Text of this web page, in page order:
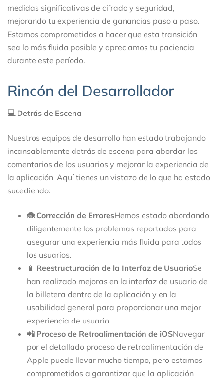
medidas significativas de cifrado y seguridad,
mejorando tu experiencia de ganancias paso a paso.
Estamos comprometidos a hacer que esta transición
sea lo más fluida posible y apreciamos tu paciencia
durante este período.
Rincón del Desarrollador
💻 Detrás de Escena
Nuestros equipos de desarrollo han estado trabajando
incansablemente detrás de escena para abordar los
comentarios de los usuarios y mejorar la experiencia de
la aplicación. Aquí tienes un vistazo de lo que ha estado
sucediendo:
🐞 Corrección de ErroresHemos estado abordando
diligentemente los problemas reportados para
asegurar una experiencia más fluida para todos
los usuarios.
📱 Reestructuración de la Interfaz de UsuarioSe
han realizado mejoras en la interfaz de usuario de
la billetera dentro de la aplicación y en la
usabilidad general para proporcionar una mejor
experiencia de usuario.
📲 Proceso de Retroalimentación de iOSNavegar
por el detallado proceso de retroalimentación de
Apple puede llevar mucho tiempo, pero estamos
comprometidos a garantizar que la aplicación